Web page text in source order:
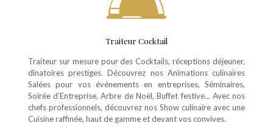
Traiteur Cocktail
Traiteur sur mesure pour des Cocktails, réceptions déjeuner,
dînatoires prestiges. Découvrez nos Animations culinaires
Salées pour vos événements en entreprises, Séminaires,
Soirée d’Entreprise, Arbre de Noël, Buffet festive... Avec nos
chefs professionnels, découvrez nos Show culinaire avec une
Cuisine raffinée, haut de gamme et devant vos convives.